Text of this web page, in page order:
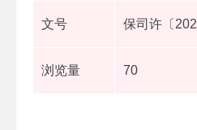
文号 保司许〔
浏览量 70